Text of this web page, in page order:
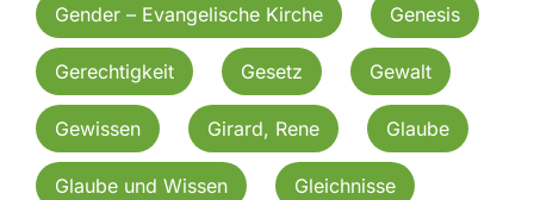
Gender – Evangelische Kirche Genesis
Gerechtigkeit Gesetz Gewalt
Gewissen Girard, Rene Glaube
Glaube und Wissen Gleichnisse